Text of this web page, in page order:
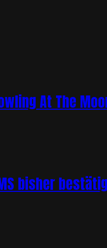
At The
GEMS bisher